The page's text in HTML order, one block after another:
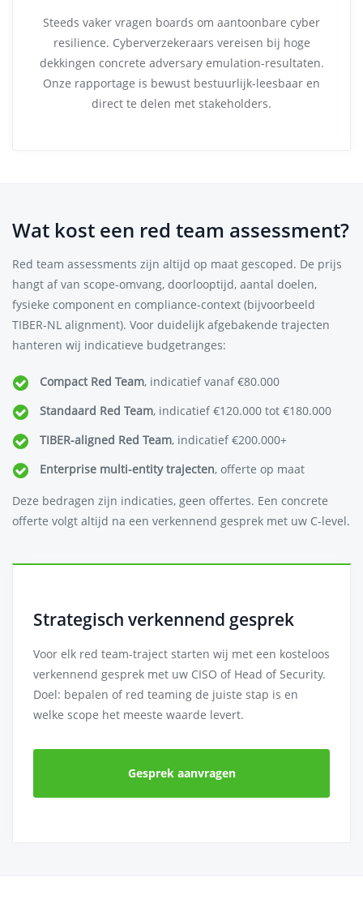
Steeds vaker vragen boards om aantoonbare cyber
resilience. Cyberverzekeraars vereisen bij hoge
dekkingen concrete adversary emulation-resultaten.
Onze rapportage is bewust bestuurlijk-leesbaar en
direct te delen met stakeholders.
Wat kost een red team assessment?
Red team assessments zijn altijd op maat gescoped. De prijs
hangt af van scope-omvang, doorlooptijd, aantal doelen,
fysieke component en compliance-context (bijvoorbeeld
TIBER-NL alignment). Voor duidelijk afgebakende trajecten
hanteren wij indicatieve budgetranges:
Compact Red Team, indicatief vanaf €80.000
Standaard Red Team, indicatief €120.000 tot €180.000
TIBER-aligned Red Team, indicatief €200.000+
Enterprise multi-entity trajecten, offerte op maat
Deze bedragen zijn indicaties, geen offertes. Een concrete
offerte volgt altijd na een verkennend gesprek met uw C-level.
Strategisch verkennend gesprek
Voor elk red team-traject starten wij met een kosteloos
verkennend gesprek met uw CISO of Head of Security.
Doel: bepalen of red teaming de juiste stap is en
welke scope het meeste waarde levert.
Gesprek aanvragen